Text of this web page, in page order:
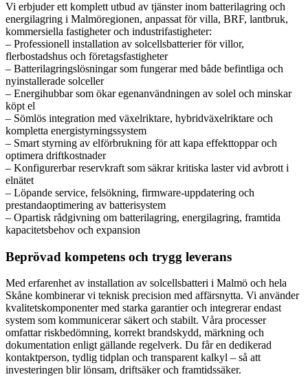
Vi erbjuder ett komplett utbud av tjänster inom batterilagring och
energilagring i Malmöregionen, anpassat för villa, BRF, lantbruk,
kommersiella fastigheter och industrifastigheter:
– Professionell installation av solcellsbatterier för villor,
flerbostadshus och företagsfastigheter
– Batterilagringslösningar som fungerar med både befintliga och
nyinstallerade solceller
– Energihubbar som ökar egenanvändningen av solel och minskar
köpt el
– Sömlös integration med växelriktare, hybridväxelriktare och
kompletta energistyrningssystem
– Smart styrning av elförbrukning för att kapa effekttoppar och
optimera driftkostnader
– Konfigurerbar reservkraft som säkrar kritiska laster vid avbrott i
elnätet
– Löpande service, felsökning, firmware-uppdatering och
prestandaoptimering av batterisystem
– Opartisk rådgivning om batterilagring, energilagring, framtida
kapacitetsbehov och expansion
Beprövad kompetens och trygg leverans
Med erfarenhet av installation av solcellsbatteri i Malmö och hela
Skåne kombinerar vi teknisk precision med affärsnytta. Vi använder
kvalitetskomponenter med starka garantier och integrerar endast
system som kommunicerar säkert och stabilt. Våra processer
omfattar riskbedömning, korrekt brandskydd, märkning och
dokumentation enligt gällande regelverk. Du får en dedikerad
kontaktperson, tydlig tidplan och transparent kalkyl – så att
investeringen blir lönsam, driftsäker och framtidssäker.